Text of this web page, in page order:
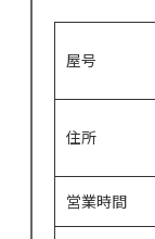
屋号
住所
営業時間